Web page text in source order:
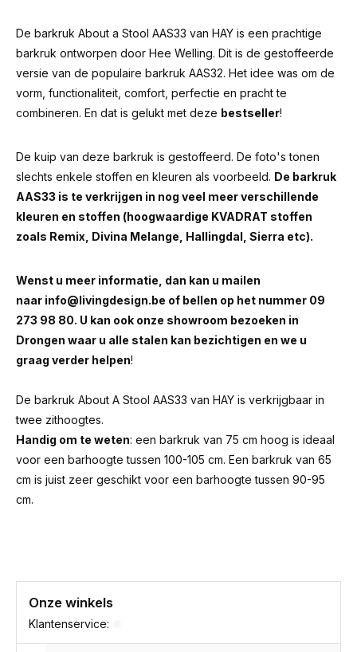
De barkruk About a Stool AAS33 van HAY is een prachtige
barkruk ontworpen door Hee Welling. Dit is de gestoffeerde
versie van de populaire barkruk AAS32. Het idee was om de
vorm, functionaliteit, comfort, perfectie en pracht te
combineren. En dat is gelukt met deze bestseller!
De kuip van deze barkruk is gestoffeerd. De foto's tonen
slechts enkele stoffen en kleuren als voorbeeld. De barkruk
AAS33 is te verkrijgen in nog veel meer verschillende
kleuren en stoffen (hoogwaardige KVADRAT stoffen
zoals Remix, Divina Melange, Hallingdal, Sierra etc).
Wenst u meer informatie, dan kan u mailen
naar info@livingdesign.be of bellen op het nummer 09
273 98 80. U kan ook onze showroom bezoeken in
Drongen waar u alle stalen kan bezichtigen en we u
graag verder helpen!
De barkruk About A Stool AAS33 van HAY is verkrijgbaar in
twee zithoogtes.
Handig om te weten: een barkruk van 75 cm hoog is ideaal
voor een barhoogte tussen 100-105 cm. Een barkruk van 65
cm is juist zeer geschikt voor een barhoogte tussen 90-95
cm.
Onze winkels
Klantenservice: